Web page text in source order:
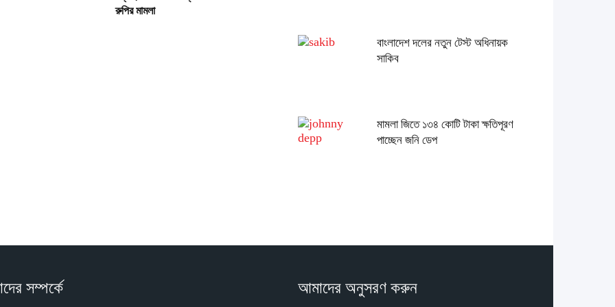
রুপির মামলা
বাংলাদেশ দলের নতুন টেস্ট অধিনায়ক
সাকিব
মামলা জিতে ১৩৪ কোটি টাকা ক্ষতিপূরণ
পাচ্ছেন জনি ডেপ
সম্পর্কে আমাদের অনুসরণ করুন